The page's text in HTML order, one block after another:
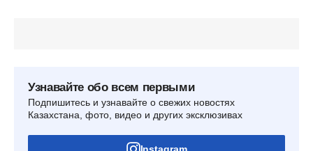
Узнавайте обо всем первыми
Подпишитесь и узнавайте о свежих новостях
Казахстана, фото, видео и других эксклюзивах
Instagram